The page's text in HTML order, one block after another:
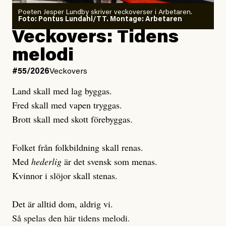
Publicerad6 August, 2026
Uppdaterad7 August, 2026
Joel Kellgren
Publicerad3 August, 2026
Uppdaterad3 August, 2026
Poeten Jesper Lundby skriver veckoverser i Arbetaren.
Foto: Pontus Lundahl/TT. Montage: Arbetaren
Veckovers: Tidens
melodi
#55/2026Veckovers
Land skall med lag byggas.
Fred skall med vapen tryggas.
Brott skall med skott förebyggas.
Folket från folkbildning skall renas.
Med hederlig är det svensk som menas.
Kvinnor i slöjor skall stenas.
Det är alltid dom, aldrig vi.
Så spelas den här tidens melodi.